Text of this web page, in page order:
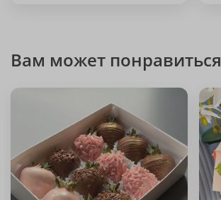
Вам может понравиться